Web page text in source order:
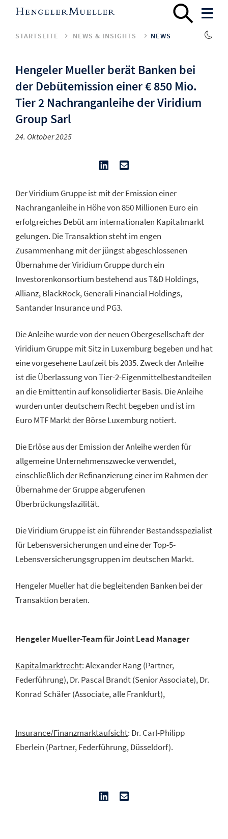
STARTSEITE NEWS & INSIGHTS NEWS
Hengeler Mueller berät Banken bei
der Debütemission einer € 850 Mio.
Tier 2 Nachranganleihe der Viridium
Group Sarl
24. Oktober 2025
Der Viridium Gruppe ist mit der Emission einer
Nachranganleihe in Höhe von 850 Millionen Euro ein
erfolgreiches Debüt am internationalen Kapitalmarkt
gelungen. Die Transaktion steht im engen
Zusammenhang mit der jüngst abgeschlossenen
Übernahme der Viridium Gruppe durch ein
Investorenkonsortium bestehend aus T&D Holdings,
Allianz, BlackRock, Generali Financial Holdings,
Santander Insurance und PG3.
Die Anleihe wurde von der neuen Obergesellschaft der
Viridium Gruppe mit Sitz in Luxemburg begeben und hat
eine vorgesehene Laufzeit bis 2035. Zweck der Anleihe
ist die Überlassung von Tier-2-Eigenmittelbestandteilen
an die Emittentin auf konsolidierter Basis. Die Anleihe
wurden unter deutschem Recht begeben und ist im
Euro MTF Markt der Börse Luxemburg notiert.
Die Erlöse aus der Emission der Anleihe werden für
allgemeine Unternehmenszwecke verwendet,
einschließlich der Refinanzierung einer im Rahmen der
Übernahme der Gruppe abgerufenen
Überbrückungsfazilität.
Die Viridium Gruppe ist ein führender Bestandsspezialist
für Lebensversicherungen und eine der Top-5-
Lebensversicherungsgruppen im deutschen Markt.
Hengeler Mueller hat die begleitenden Banken bei der
Transaktion beraten.
Hengeler Mueller-Team für Joint Lead Manager
Kapitalmarktrecht: Alexander Rang (Partner,
Federführung), Dr. Pascal Brandt (Senior Associate), Dr.
Konrad Schäfer (Associate, alle Frankfurt),
Insurance/Finanzmarktaufsicht: Dr. Carl-Philipp
Eberlein (Partner, Federführung, Düsseldorf).